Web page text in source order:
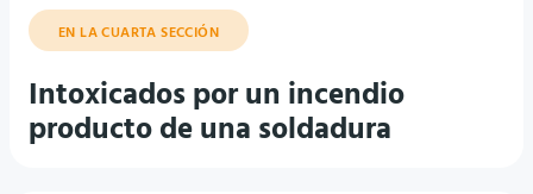
EN LA CUARTA SECCIÓN
Intoxicados por un incendio
producto de una soldadura